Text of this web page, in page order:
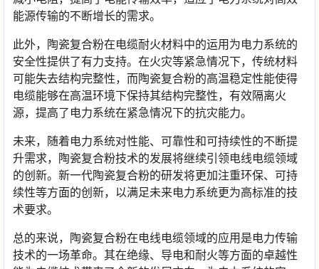
能源传输的不断增长的需求。
此外，陶瓷复合粉在电缆耐火材料中的运用为电力系统的
安全性提供了有力支持。在火灾等紧急情况下，传统材料
可能失去结构完整性，而陶瓷复合粉的高温稳定性能使得
电缆能够在高温环境下保持其结构完整性，有效隔离火
源，提高了电力系统在紧急情况下的抗灾能力。
未来，随着电力系统对性能、可靠性和可持续性的不断提
升需求，陶瓷复合粉技术的发展将继续引领电线电缆领域
的创新。新一代陶瓷复合粉的研发将更加注重环保、可持
续性等方面的创新，以满足未来电力系统更为高标准的技
术要求。
总的来说，陶瓷复合粉在电线电缆领域的应用是电力传输
技术的一场革命。其在绝缘、导电和耐火等方面的卓越性